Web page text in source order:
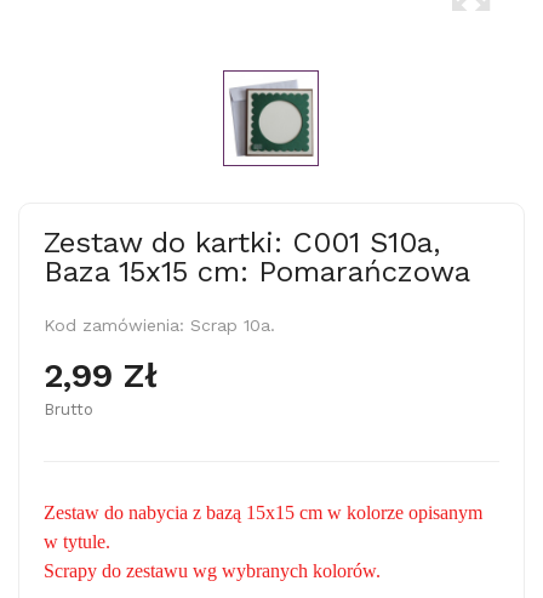
Zestaw do kartki: C001 S10a,
Baza 15x15 cm: Pomarańczowa
Kod zamówienia: Scrap 10a.
2,99 Zł
Brutto
Zestaw do nabycia z bazą 15x15 cm w kolorze opisanym
w tytule.
Scrapy do zestawu wg wybranych kolorów.